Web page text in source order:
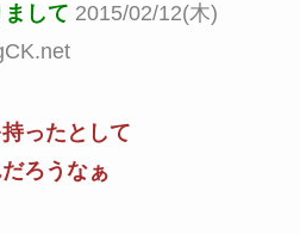
して 2015/02/12(木)
ったとして
ろうなぁ